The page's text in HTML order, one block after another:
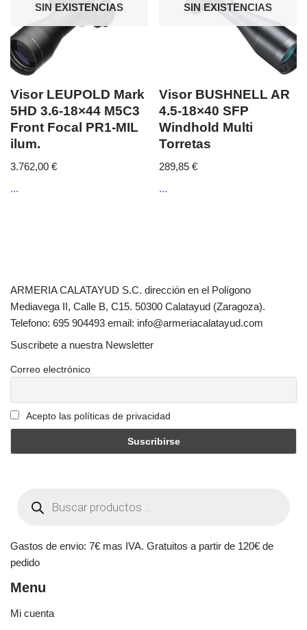
SIN EXISTENCIAS
Visor LEUPOLD Mark
5HD 3.6-18×44 M5C3
Front Focal PR1-MIL
ilum.
3.762,00 €
...
SIN EXISTENCIAS
Visor BUSHNELL AR
4.5-18×40 SFP
Windhold Multi
Torretas
289,85€
...
ARMERIA CALATAYUD S.C. dirección en el Polígono
Mediavega II, Calle B, C15. 50300 Calatayud (Zaragoza).
Telefono: 695 904493 email: info@armeriacalatayud.com
Suscribete a nuestra Newsletter
Correo electrónico
Acepto las políticas de privacidad
Gastos de envio: 7€ mas IVA. Gratuitos a partir de 120€ de
pedido
Menu
Mi cuenta